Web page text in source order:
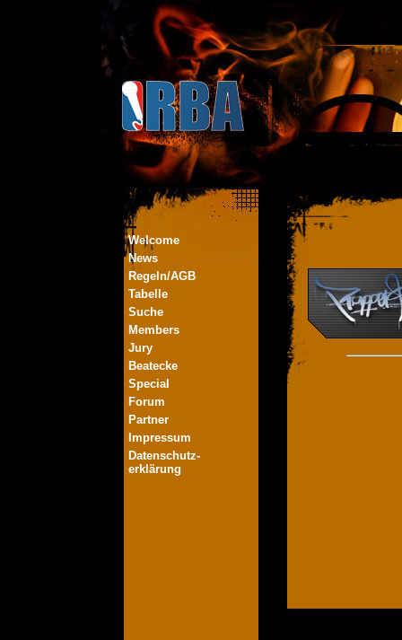
Welcome
News
Regeln/AGB
Tabelle
Suche
Members
Jury
Beatecke
Special
Forum
Partner
Impressum
Datenschutz-
erklärung